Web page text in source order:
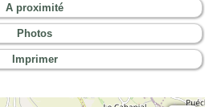
A proximité
Photos
Imprimer